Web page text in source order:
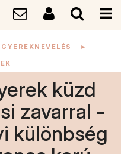
GYEREKNEVELÉS ►
küzd
zavarral -
különbség